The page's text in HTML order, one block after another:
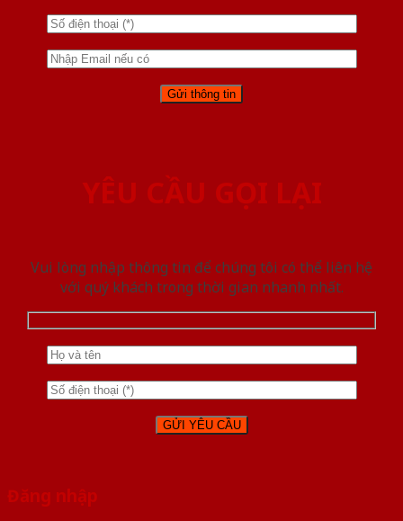
YÊU CẦU GỌI LẠI
Vui lòng nhập thông tin để chúng tôi có thể liên hệ
với quý khách trong thời gian nhanh nhất.
Đăng nhập